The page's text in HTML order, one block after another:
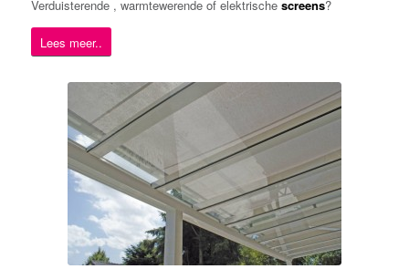
Verduisterende , warmtewerende of elektrische screens?
Lees meer..